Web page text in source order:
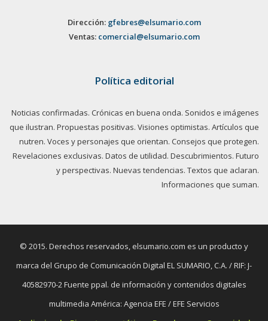
Dirección: gfebres@elsumario.com
Ventas: comercial@elsumario.com
Política editorial
Noticias confirmadas. Crónicas en buena onda. Sonidos e imágenes
que ilustran. Propuestas positivas. Visiones optimistas. Artículos que
nutren. Voces y personajes que orientan. Consejos que protegen.
Revelaciones exclusivas. Datos de utilidad. Descubrimientos. Futuro
y perspectivas. Nuevas tendencias. Textos que aclaran.
Informaciones que suman.
© 2015. Derechos reservados, elsumario.com es un producto y
marca del Grupo de Comunicación Digital EL SUMARIO, C.A. / RIF: J-
40582970-2 Fuente ppal. de información y contenidos digitales
multimedia América: Agencia EFE / EFE Servicios